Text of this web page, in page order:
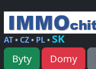
AT• CZ• PL• SK
Byty Domy